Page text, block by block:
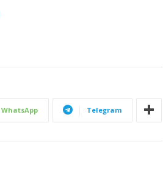
WhatsApp Telegram